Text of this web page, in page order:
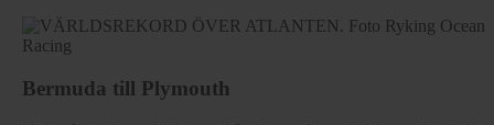
Bermuda till Plymouth